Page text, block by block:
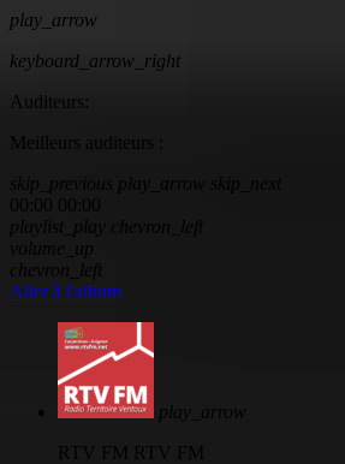
play_arrow
keyboard_arrow_right
Auditeurs:
Meilleurs auditeurs :
Aller à l'album
play_arrow
RTV FM RTV FM